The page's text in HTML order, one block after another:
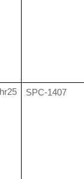
SPC-1407